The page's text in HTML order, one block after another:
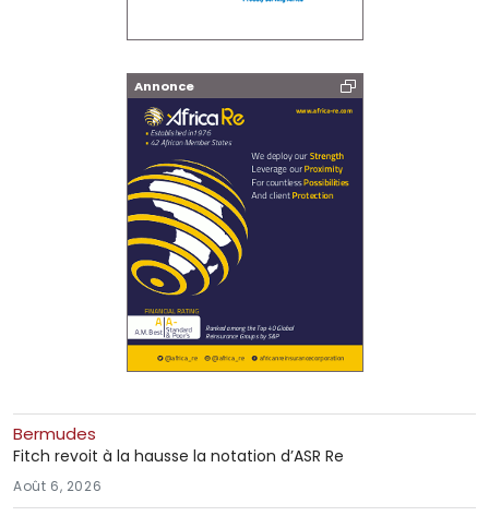
Annonce
Bermudes
Fitch revoit à la hausse la notation d’ASR Re
Août 6, 2026